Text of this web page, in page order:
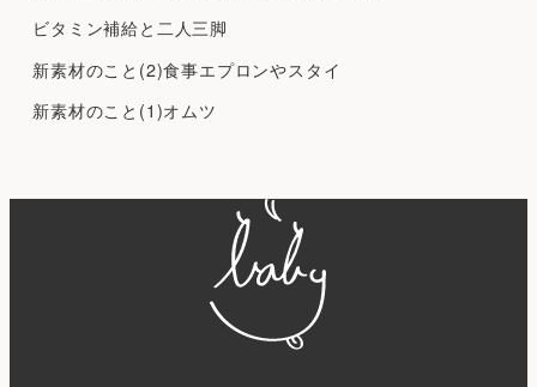
ビタミン補給と二人三脚
新素材のこと(2)食事エプロンやスタイ
新素材のこと(1)オムツ